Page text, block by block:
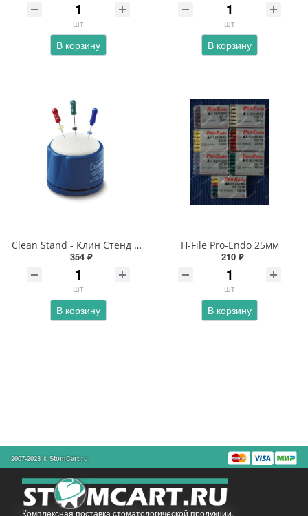
шт
В корзину
шт
В корзину
Clean Stand - Клин Стенд Maillefer
354 ₽
шт
В корзину
H-File Pro-Endo 25мм
210 ₽
шт
В корзину
2007-2023 © StomCart.ru
Комплексная поставка стоматологической продукции.